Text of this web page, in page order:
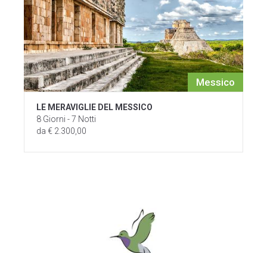
Messico
LE MERAVIGLIE DEL MESSICO
8 Giorni - 7 Notti
da € 2.300,00